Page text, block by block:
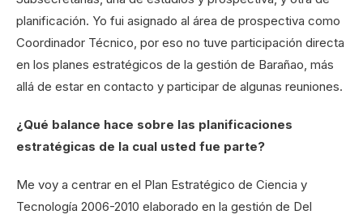
planificación. Yo fui asignado al área de prospectiva como
Coordinador Técnico, por eso no tuve participación directa
en los planes estratégicos de la gestión de Barañao, más
allá de estar en contacto y participar de algunas reuniones.
¿Qué balance hace sobre las planificaciones
estratégicas de la cual usted fue parte?
Me voy a centrar en el Plan Estratégico de Ciencia y
Tecnología 2006-2010 elaborado en la gestión de Del